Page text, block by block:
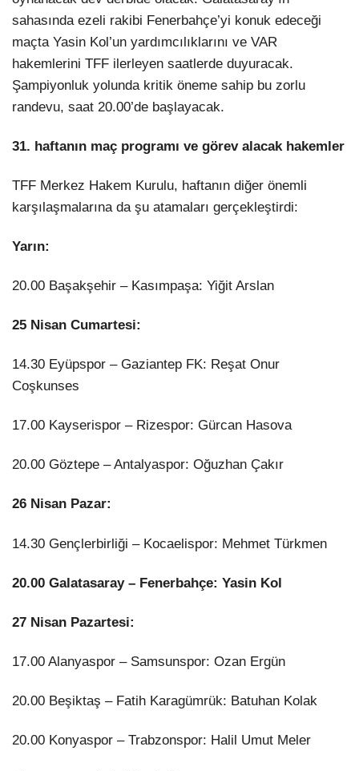
sahasında ezeli rakibi Fenerbahçe’yi konuk edeceği
maçta Yasin Kol’un yardımcılıklarını ve VAR
hakemlerini TFF ilerleyen saatlerde duyuracak.
Şampiyonluk yolunda kritik öneme sahip bu zorlu
randevu, saat 20.00’de başlayacak.
31. haftanın maç programı ve görev alacak hakemler
TFF Merkez Hakem Kurulu, haftanın diğer önemli
karşılaşmalarına da şu atamaları gerçekleştirdi:
Yarın:
20.00 Başakşehir – Kasımpaşa: Yiğit Arslan
25 Nisan Cumartesi:
14.30 Eyüpspor – Gaziantep FK: Reşat Onur
Coşkunses
17.00 Kayserispor – Rizespor: Gürcan Hasova
20.00 Göztepe – Antalyaspor: Oğuzhan Çakır
26 Nisan Pazar:
14.30 Gençlerbirliği – Kocaelispor: Mehmet Türkmen
20.00 Galatasaray – Fenerbahçe: Yasin Kol
27 Nisan Pazartesi:
17.00 Alanyaspor – Samsunspor: Ozan Ergün
20.00 Beşiktaş – Fatih Karagümrük: Batuhan Kolak
20.00 Konyaspor – Trabzonspor: Halil Umut Meler